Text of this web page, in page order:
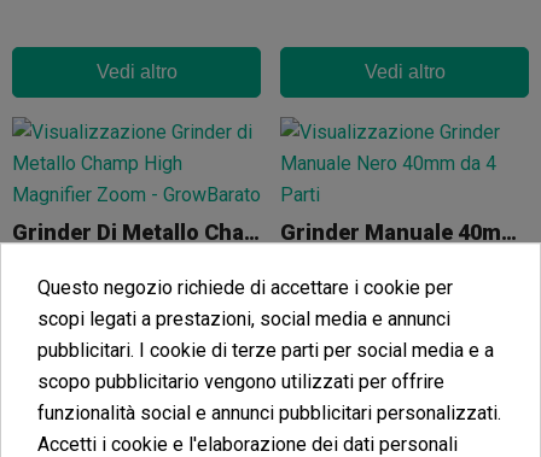
Vedi altro Vedi altro
Grinder Di Metallo Champ High Magnifier Zoom Da 4 Piani 50 Mm
15,30 €
17,00 € -10%
Grinder Manuale 40mm Da 4 Parti
12,00 €
Vedi altro
Questo negozio richiede di accettare i cookie per
scopi legati a prestazioni, social media e annunci
pubblicitari. I cookie di terze parti per social media e a
scopo pubblicitario vengono utilizzati per offrire
funzionalità social e annunci pubblicitari personalizzati.
Accetti i cookie e l'elaborazione dei dati personali